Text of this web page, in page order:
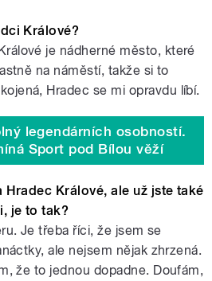
Králové?
je nádherné město, které
na náměstí, takže si to
Hradec se mi opravdu líbí.
legendárních osobností.
Sport pod Bílou věží
Hradec Králové, ale už jste také
je to tak?
Je třeba říci, že jsem se
ale nejsem nějak zhrzená.
že to jednou dopadne. Doufám,